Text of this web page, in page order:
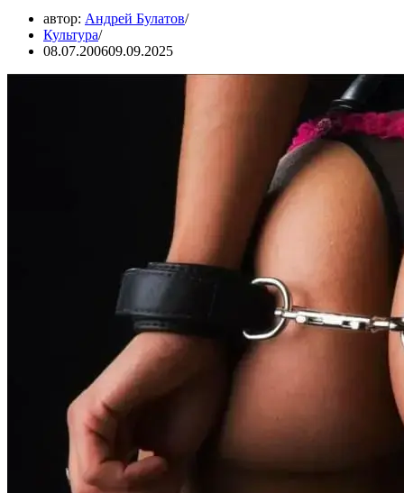
автор: Андрей Булатов
Культура
08.07.200609.09.2025